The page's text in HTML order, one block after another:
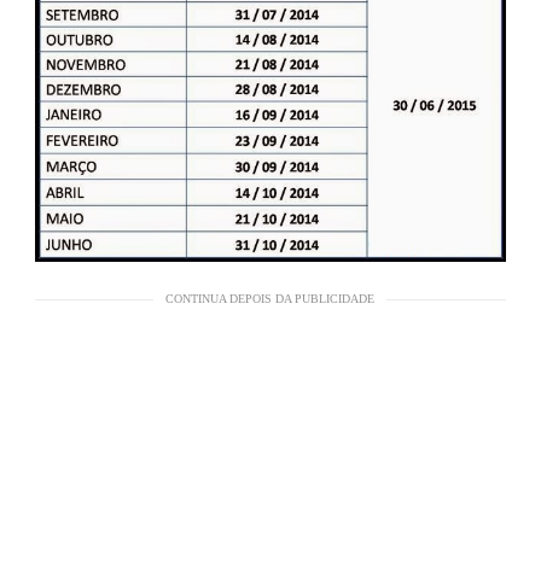
CONTINUA DEPOIS DA PUBLICIDADE